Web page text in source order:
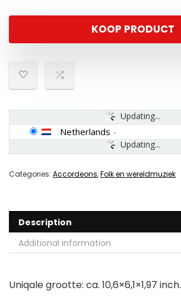
KOOP PRODUCT
Updating...
Updating...
Netherlands -
Categories: Accordeons,Folk en wereldmuziek
Description
Additional information
Uniqale grootte: ca. 10,6×6,1×1,97 inch.